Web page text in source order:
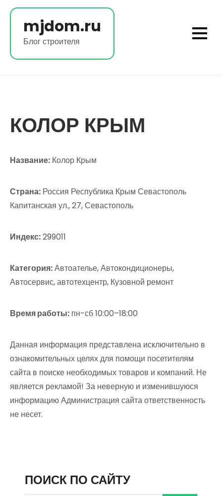
Перейти
содержимомуmjdom.ru
Блог строителя
КОЛОР КРЫМ
Название: Колор Крым
Страна: Россия Республика Крым Севастополь
Капитанская ул., 27, Севастополь
Индекс:299011
Категория:Автоателье, Автокондиционеры,
Автосервис, автотехцентр, Кузовной ремонт
Время работы: пн-сб 10:00–18:00
Данная информация представлена исключительно в
ознакомительных целях для помощи посетителям
сайта в поиске необходимых товаров и компаний. Не
является рекламой! За неверную и изменившуюся
информацию Администрация сайта ответственность
не несет.
ПОИСК ПО САЙТУ